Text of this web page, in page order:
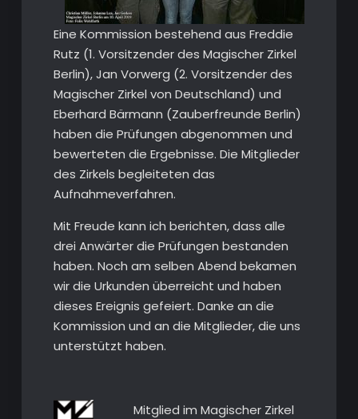
Eine Kommission bestehend aus Freddie
Rutz (1. Vorsitzender des Magischer Zirkel
Berlin), Jan Vorwerg (2. Vorsitzender des
Magischer Zirkel von Deutschland) und
Eberhard Bärmann (Zauberfreunde Berlin)
haben die Prüfungen abgenommen und
bewerteten die Ergebnisse. Die Mitglieder
des Zirkels begleiteten das
Aufnahmeverfahren.
Mit Freude kann ich berichten, dass alle
drei Anwärter die Prüfungen bestanden
haben. Noch am selben Abend bekamen
wir die Urkunden überreicht und haben
dieses Ereignis gefeiert. Danke an die
Kommission und an die Mitglieder, die uns
unterstützt haben.
Mitglied im Magischer Zirkel